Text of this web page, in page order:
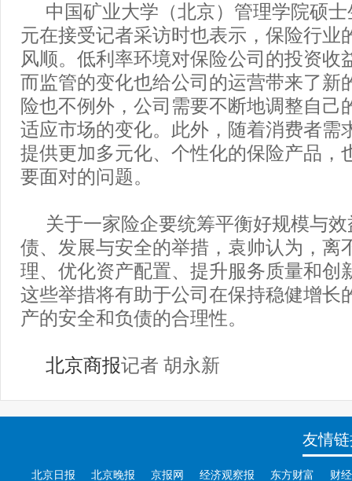
中国矿业大学（北京）管理学院硕
元在接受记者采访时也表示，保险行业
风顺。低利率环境对保险公司的投资收
而监管的变化也给公司的运营带来了新
险也不例外，公司需要不断地调整自己
适应市场的变化。此外，随着消费者需
提供更加多元化、个性化的保险产品，
要面对的问题。
关于一家险企要统筹平衡好规模与
债、发展与安全的举措，袁帅认为，离
理、优化资产配置、提升服务质量和创
这些举措将有助于公司在保持稳健增长
产的安全和负债的合理性。
北京商报记者 胡永新
友情
北京日报 北京晚报 京报网 经济观察报 东方财富 财